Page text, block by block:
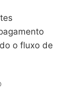
o fluxo de